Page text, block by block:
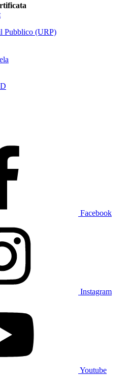
Pubblico (URP)
Facebook
Instagram
Youtube